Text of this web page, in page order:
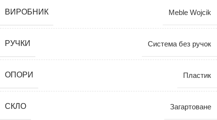
ВИРОБНИК Meble Wojcik
РУЧКИ Система без ручок
ОПОРИ Пластик
СКЛО Загартоване